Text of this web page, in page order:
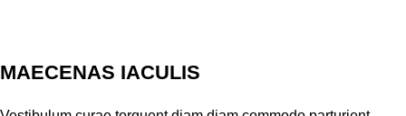
MAECENAS IACULIS